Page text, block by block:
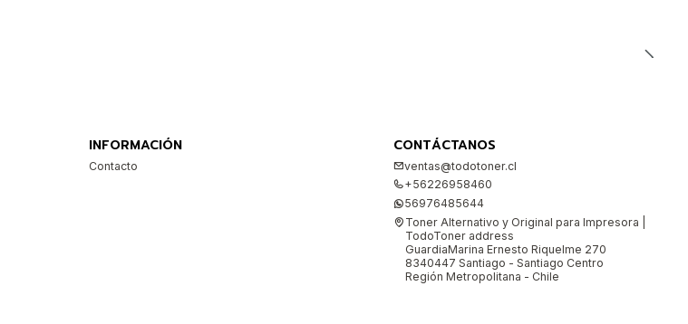
INFORMACIÓN
Contacto
CONTÁCTANOS
ventas@todotoner.cl
+56226958460
56976485644
Toner Alternativo y Original para Impresora |
TodoToner address
GuardiaMarina Ernesto Riquelme 270
8340447 Santiago - Santiago Centro
Región Metropolitana - Chile